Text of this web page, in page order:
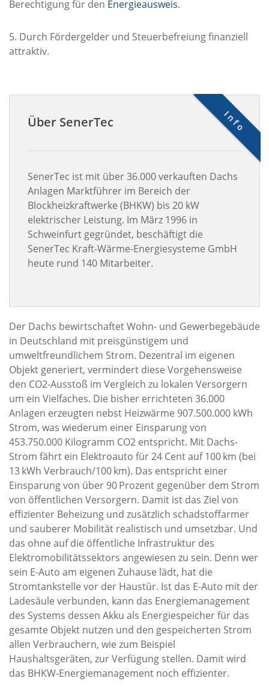
Berechtigung für den Energieausweis.
5. Durch Fördergelder und Steuerbefreiung finanziell
attraktiv.
Info
Über SenerTec
SenerTec ist mit über 36.000 verkauften Dachs
Anlagen Marktführer im Bereich der
Blockheizkraftwerke (BHKW) bis 20 kW
elektrischer Leistung. Im März 1996 in
Schweinfurt gegründet, beschäftigt die
SenerTec Kraft-Wärme-Energiesysteme GmbH
heute rund 140 Mitarbeiter.
Der Dachs bewirtschaftet Wohn- und Gewerbegebäude
in Deutschland mit preisgünstigem und
umweltfreundlichem Strom. Dezentral im eigenen
Objekt generiert, vermindert diese Vorgehensweise
den CO2-Ausstoß im Vergleich zu lokalen Versorgern
um ein Vielfaches. Die bisher errichteten 36.000
Anlagen erzeugten nebst Heizwärme 907.500.000 kWh
Strom, was wiederum einer Einsparung von
453.750.000 Kilogramm CO2 entspricht. Mit Dachs-
Strom fährt ein Elektroauto für 24 Cent auf 100 km (bei
13 kWh Verbrauch/100 km). Das entspricht einer
Einsparung von über 90 Prozent gegenüber dem Strom
von öffentlichen Versorgern. Damit ist das Ziel von
effizienter Beheizung und zusätzlich schadstoffarmer
und sauberer Mobilität realistisch und umsetzbar. Und
das ohne auf die öffentliche Infrastruktur des
Elektromobilitätssektors angewiesen zu sein. Denn wer
sein E-Auto am eigenen Zuhause lädt, hat die
Stromtankstelle vor der Haustür. Ist das E-Auto mit der
Ladesäule verbunden, kann das Energiemanagement
des Systems dessen Akku als Energiespeicher für das
gesamte Objekt nutzen und den gespeicherten Strom
allen Verbrauchern, wie zum Beispiel
Haushaltsgeräten, zur Verfügung stellen. Damit wird
das BHKW-Energiemanagement noch effizienter.